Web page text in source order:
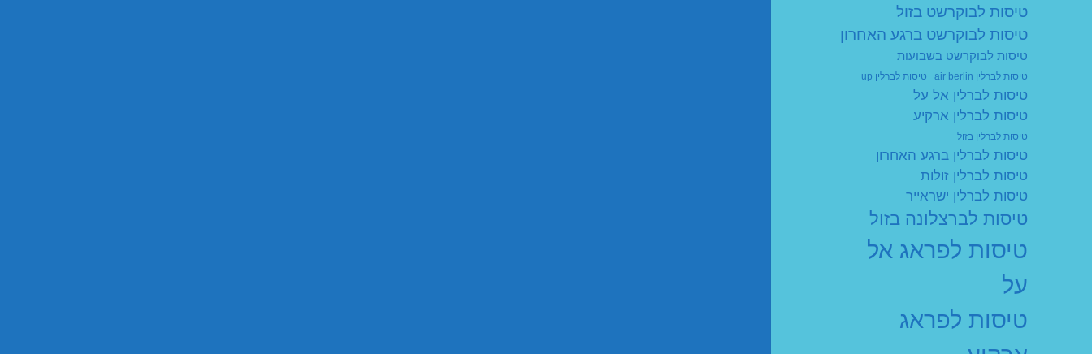
טיסות לבוקרשט בזול
טיסות לבוקרשט ברגע האחרון
טיסות לבוקרשט בשבועות
טיסות לברלין air berlin טיסות לברלין up
טיסות לברלין אל על
טיסות לברלין ארקיע
טיסות לברלין בזול
טיסות לברלין ברגע האחרון
טיסות לברלין זולות
טיסות לברלין ישראייר
טיסות לברצלונה בזול
טיסות לפראג אל
על
טיסות לפראג